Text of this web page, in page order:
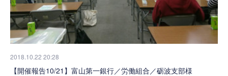
2018.10.22 20:28
【開催報告10/21】富山第一銀行／労働組合／砺波支部様